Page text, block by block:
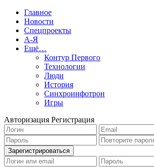
Главное
Новости
Спецпроекты
А-Я
Ещё…
Контур Первого
Технологии
Люди
История
Синхроинфотрон
Игры
Авторизация Регистрация